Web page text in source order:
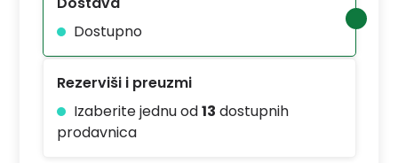
Dostupno
Rezerviši i preuzmi
Izaberite jednu od13 dostupnih
prodavnica